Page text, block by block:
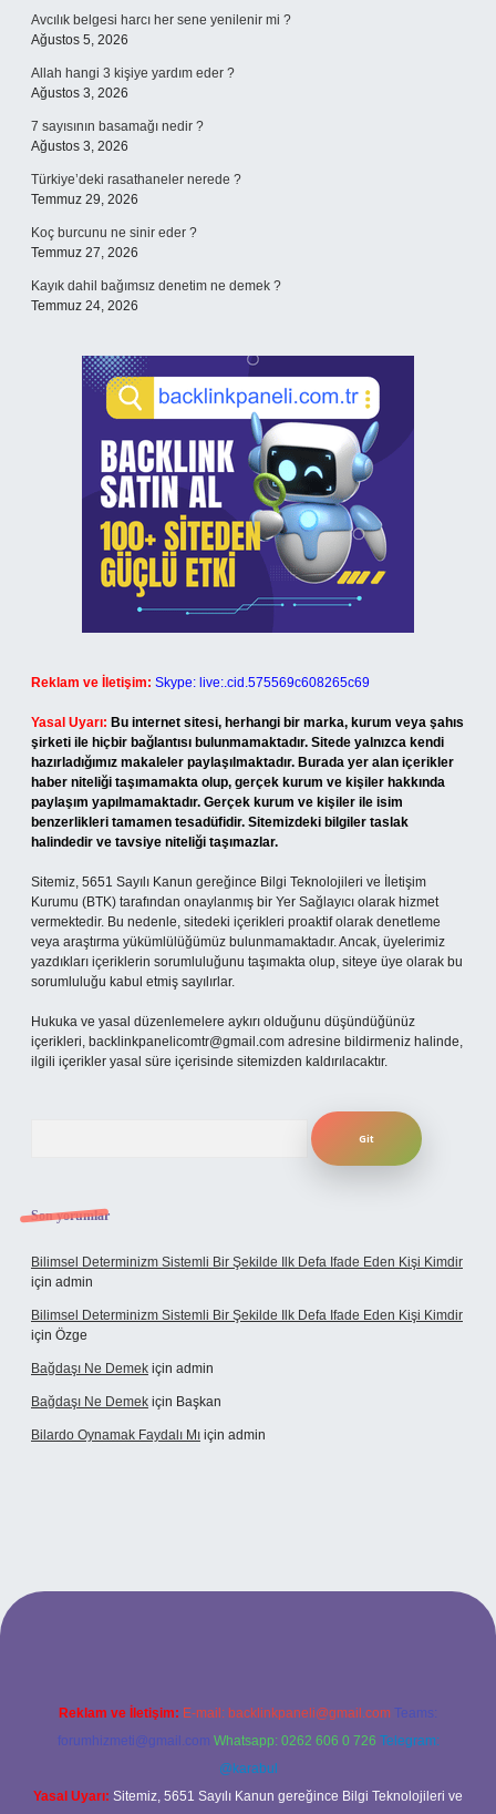
Avcılık belgesi harcı her sene yenilenir mi ?
Ağustos 5, 2026
Allah hangi 3 kişiye yardım eder ?
Ağustos 3, 2026
7 sayısının basamağı nedir ?
Ağustos 3, 2026
Türkiye’deki rasathaneler nerede ?
Temmuz 29, 2026
Koç burcunu ne sinir eder ?
Temmuz 27, 2026
Kayık dahil bağımsız denetim ne demek ?
Temmuz 24, 2026
Reklam ve İletişim: Skype: live:.cid.575569c608265c69
Yasal Uyarı: Bu internet sitesi, herhangi bir marka, kurum veya şahıs
şirketi ile hiçbir bağlantısı bulunmamaktadır. Sitede yalnızca kendi
hazırladığımız makaleler paylaşılmaktadır. Burada yer alan içerikler
haber niteliği taşımamakta olup, gerçek kurum ve kişiler hakkında
paylaşım yapılmamaktadır. Gerçek kurum ve kişiler ile isim
benzerlikleri tamamen tesadüfidir. Sitemizdeki bilgiler taslak
halindedir ve tavsiye niteliği taşımazlar.
Sitemiz, 5651 Sayılı Kanun gereğince Bilgi Teknolojileri ve İletişim
Kurumu (BTK) tarafından onaylanmış bir Yer Sağlayıcı olarak hizmet
vermektedir. Bu nedenle, sitedeki içerikleri proaktif olarak denetleme
veya araştırma yükümlülüğümüz bulunmamaktadır. Ancak, üyelerimiz
yazdıkları içeriklerin sorumluluğunu taşımakta olup, siteye üye olarak bu
sorumluluğu kabul etmiş sayılırlar.
Hukuka ve yasal düzenlemelere aykırı olduğunu düşündüğünüz
içerikleri, backlinkpanelicomtr@gmail.com adresine bildirmeniz halinde,
ilgili içerikler yasal süre içerisinde sitemizden kaldırılacaktır.
Son yorumlar
Bilimsel Determinizm Sistemli Bir Şekilde Ilk Defa Ifade Eden Kişi Kimdir
için admin
Bilimsel Determinizm Sistemli Bir Şekilde Ilk Defa Ifade Eden Kişi Kimdir
için Özge
Bağdaşı Ne Demek için admin
Bağdaşı Ne Demek için Başkan
Bilardo Oynamak Faydalı Mı için admin
bahis sitesi
Reklam ve İletişim: E-mail: backlinkpaneli@gmail.com Teams:
forumhizmeti@gmail.com Whatsapp: 0262 606 0 726 Telegram:
@karabul
Yasal Uyarı: Sitemiz, 5651 Sayılı Kanun gereğince Bilgi Teknolojileri ve